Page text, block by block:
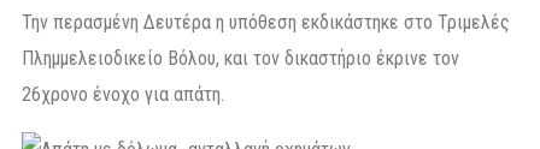
Την περασμένη Δευτέρα η υπόθεση εκδικάστηκε στο Τριμελές
Πλημμελειοδικείο Βόλου, και τον δικαστήριο έκρινε τον
26χρονο ένοχο για απάτη.